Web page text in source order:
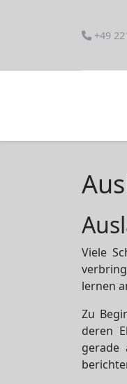
+49
Viele
lernen
Zu
deren
gerade